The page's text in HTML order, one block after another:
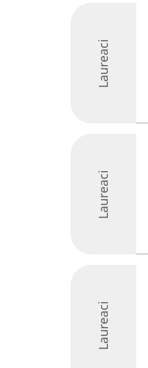
Laureaci
Laureaci
Laureaci